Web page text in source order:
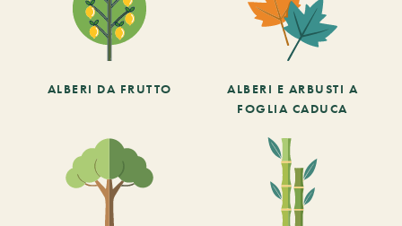
ALBERI DA FRUTTO
ALBERI E ARBUSTI A
FOGLIA CADUCA